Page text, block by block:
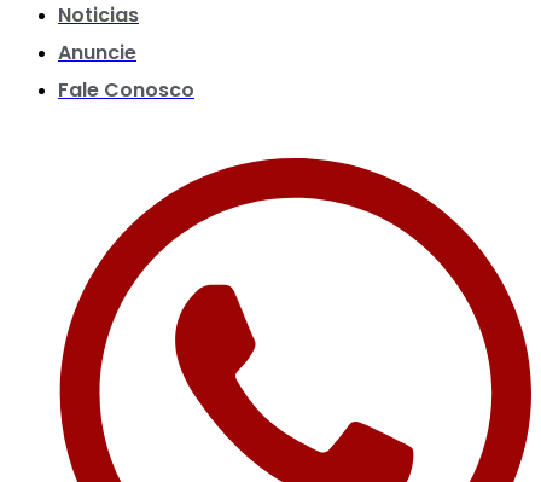
Noticias
Anuncie
Fale Conosco